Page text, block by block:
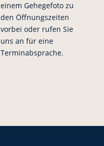
einem Gehegefoto zu
den Öffnungszeiten
vorbei oder rufen Sie
uns an für eine
Terminabsprache.